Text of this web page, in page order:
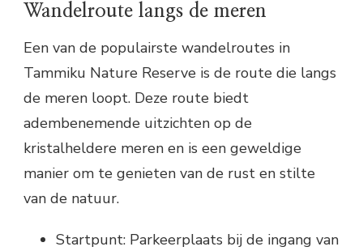
Wandelroute langs de meren
Een van de populairste wandelroutes in
Tammiku Nature Reserve is de route die langs
de meren loopt. Deze route biedt
adembenemende uitzichten op de
kristalheldere meren en is een geweldige
manier om te genieten van de rust en stilte
van de natuur.
Startpunt: Parkeerplaats bij de ingang van